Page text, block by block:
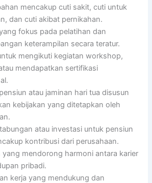
mencakup cuti sakit, cuti untuk
dan cuti akibat pernikahan.
fokus pada pelatihan dan
keterampilan secara teratur.
mengikuti kegiatan workshop,
mendapatkan sertifikasi
atau jaminan hari tua disusun
kebijakan yang ditetapkan oleh
atau investasi untuk pensiun
kontribusi dari perusahaan.
yang mendorong harmoni antara karier
pribadi.
kerja yang mendukung dan